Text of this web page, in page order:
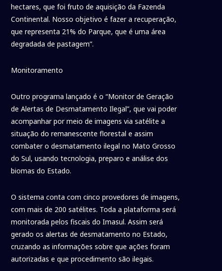
hectares, que foi fruto de aquisição da Fazenda
Continental. Nosso objetivo é fazer a recuperação,
que representa 21% do Parque, que é uma área
degradada de pastagem”.
Monitoramento
Outro programa lançado é o “Monitor de Geração
de Alertas de Desmatamento Ilegal”, que vai poder
acompanhar por meio de imagens via satélite a
situação do remanescente florestal e assim
combater o desmatamento ilegal no Mato Grosso
do Sul, usando tecnologia, preparo e análise dos
biomas do Estado.
O sistema conta com cinco provedores de imagens,
com mais de 200 satélites. Toda a plataforma será
monitorada pelos fiscais do Imasul. Assim será
gerado os alertas de desmatamento no Estado,
cruzando as informações sobre que ações foram
autorizadas e que procedimento são ilegais.